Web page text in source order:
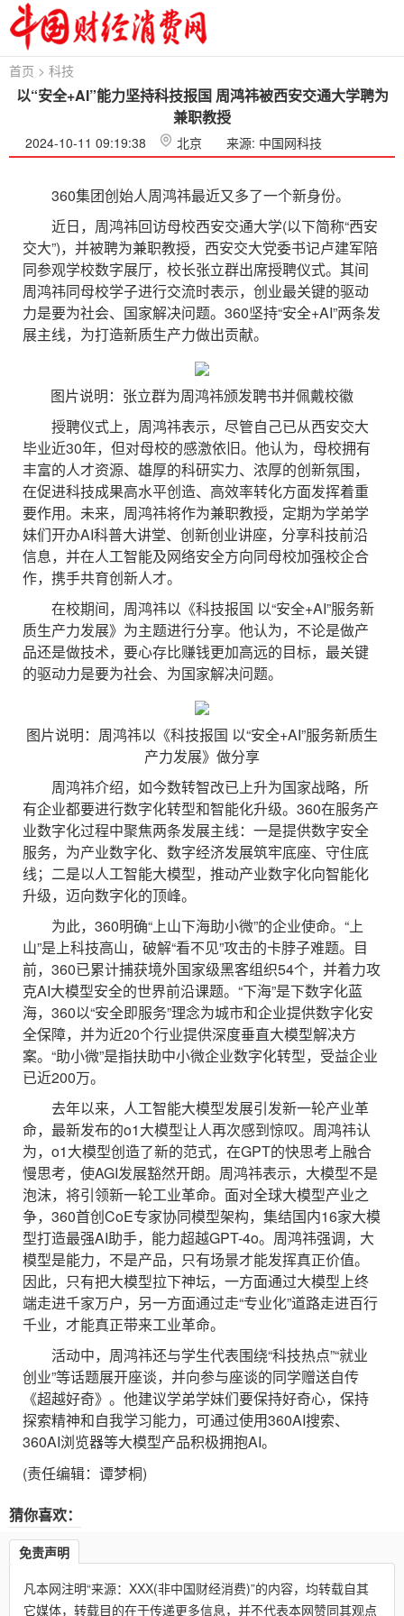
首页 > 科技
以“安全+AI”能力坚持科技报国 周鸿祎被西安交通大学聘为
兼职教授
2024-10-11 09:19:38 北京 来源: 中国网科技
360集团创始人周鸿祎最近又多了一个新身份。
近日，周鸿祎回访母校西安交通大学(以下简称“西安
交大”)，并被聘为兼职教授，西安交大党委书记卢建军陪
同参观学校数字展厅，校长张立群出席授聘仪式。其间
周鸿祎同母校学子进行交流时表示，创业最关键的驱动
力是要为社会、国家解决问题。360坚持“安全+AI”两条发
展主线，为打造新质生产力做出贡献。
图片说明：张立群为周鸿祎颁发聘书并佩戴校徽
授聘仪式上，周鸿祎表示，尽管自己已从西安交大
毕业近30年，但对母校的感激依旧。他认为，母校拥有
丰富的人才资源、雄厚的科研实力、浓厚的创新氛围，
在促进科技成果高水平创造、高效率转化方面发挥着重
要作用。未来，周鸿祎将作为兼职教授，定期为学弟学
妹们开办AI科普大讲堂、创新创业讲座，分享科技前沿
信息，并在人工智能及网络安全方向同母校加强校企合
作，携手共育创新人才。
在校期间，周鸿祎以《科技报国 以“安全+AI”服务新
质生产力发展》为主题进行分享。他认为，不论是做产
品还是做技术，要心存比赚钱更加高远的目标，最关键
的驱动力是要为社会、为国家解决问题。
图片说明：周鸿祎以《科技报国 以“安全+AI”服务新质生
产力发展》做分享
周鸿祎介绍，如今数转智改已上升为国家战略，所
有企业都要进行数字化转型和智能化升级。360在服务产
业数字化过程中聚焦两条发展主线：一是提供数字安全
服务，为产业数字化、数字经济发展筑牢底座、守住底
线；二是以人工智能大模型，推动产业数字化向智能化
升级，迈向数字化的顶峰。
为此，360明确“上山下海助小微”的企业使命。“上
山”是上科技高山，破解“看不见”攻击的卡脖子难题。目
前，360已累计捕获境外国家级黑客组织54个，并着力攻
克AI大模型安全的世界前沿课题。“下海”是下数字化蓝
海，360以“安全即服务”理念为城市和企业提供数字化安
全保障，并为近20个行业提供深度垂直大模型解决方
案。“助小微”是指扶助中小微企业数字化转型，受益企业
已近200万。
去年以来，人工智能大模型发展引发新一轮产业革
命，最新发布的o1大模型让人再次感到惊叹。周鸿祎认
为，o1大模型创造了新的范式，在GPT的快思考上融合
慢思考，使AGI发展豁然开朗。周鸿祎表示，大模型不是
泡沫，将引领新一轮工业革命。面对全球大模型产业之
争，360首创CoE专家协同模型架构，集结国内16家大模
型打造最强AI助手，能力超越GPT-4o。周鸿祎强调，大
模型是能力，不是产品，只有场景才能发挥真正价值。
因此，只有把大模型拉下神坛，一方面通过大模型上终
端走进千家万户，另一方面通过走“专业化”道路走进百行
千业，才能真正带来工业革命。
活动中，周鸿祎还与学生代表围绕“科技热点”“就业
创业”等话题展开座谈，并向参与座谈的同学赠送自传
《超越好奇》。他建议学弟学妹们要保持好奇心，保持
探索精神和自我学习能力，可通过使用360AI搜索、
360AI浏览器等大模型产品积极拥抱AI。
(责任编辑：谭梦桐)
猜你喜欢：
免责声明
凡本网注明“来源：XXX(非中国财经消费)”的内容，均转载自其
它媒体，转载目的在于传递更多信息，并不代表本网赞同其观点